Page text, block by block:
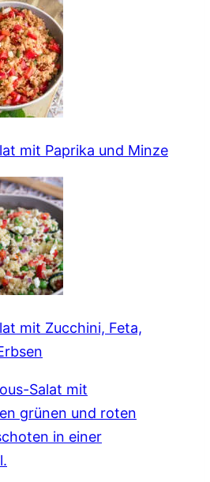
mit Paprika und Minze
mit Zucchini, Feta,